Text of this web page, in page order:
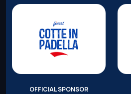
OFFICIAL SPONSOR